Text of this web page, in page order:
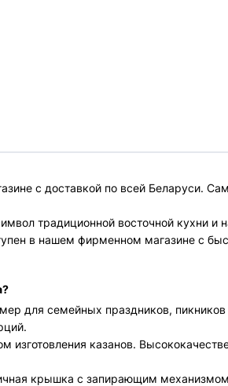
с доставкой по всей Беларуси.
традиционной восточной кухни
в нашем фирменном магазине с
для семейных праздников,
изготовления казанов.
крышка с запирающим